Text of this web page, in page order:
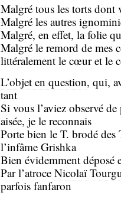
Malgré tous les torts dont
Malgré les autres
Malgré, en effet, la folie
Malgré le remord de mes
littéralement le cœur et le
L’objet en question, qui,
tant
Si vous l’aviez observé
aisée, je le reconnais
Porte bien le T. brodé des
l’infâme Grishka
Bien évidemment déposé
Par l’atroce Nicolaï
parfois fanfaron